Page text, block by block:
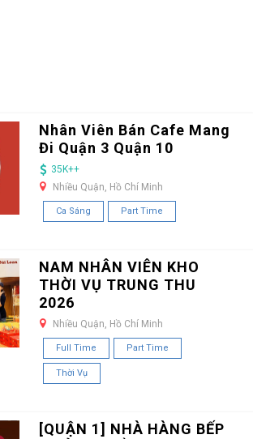
Nhân Viên Bán Cafe Mang
Đi Quận 3 Quận 10
35K++
Nhiều Quận, Hồ Chí Minh
Ca Sáng Part Time
NAM NHÂN VIÊN KHO
THỜI VỤ TRUNG THU
2026
Nhiều Quận, Hồ Chí Minh
Full Time Part Time
Thời Vụ
[QUẬN 1] NHÀ HÀNG BẾP